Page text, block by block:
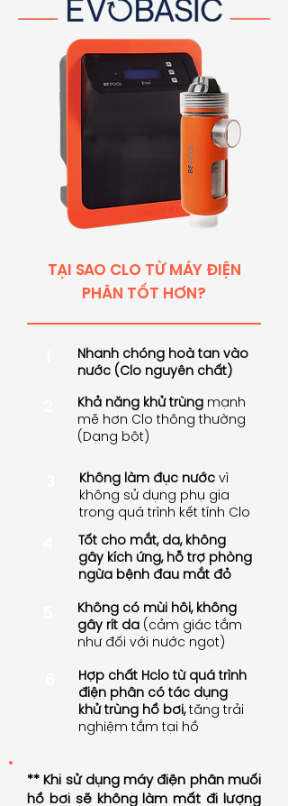
​TẠI SAO CLO TỪ MÁY ĐIỆN
PHÂN TỐT HƠN?
Nhanh chóng hoà tan vào
nước (Clo nguyên chất)
Khả năng khử trùng mạnh
mẽ hơn Clo thông thường
(Dạng bột)
Không làm đục nước vì
không sử dụng phụ gia
trong quá trình kết tính Clo
Tốt cho mắt, da, không
gây kích ứng, hỗ trợ phòng
ngừa bệnh đau mắt đỏ
Không có mùi hôi, không
gây rít da (cảm giác tắm
như đối với nước ngọt)
Hợp chất Hclo từ quá trình
điện phân có tác dụng
khử trùng hồ bơi,tăng trải
nghiệm tắm tại hồ
** Khi sử dụng máy điện phân muối
hồ bơi sẽ không làm mất đi lượng